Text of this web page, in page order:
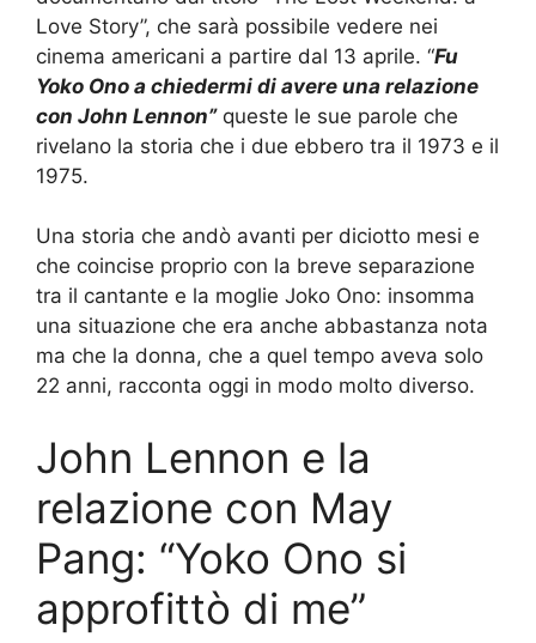
Love Story”, che sarà possibile vedere nei
cinema americani a partire dal 13 aprile. “Fu
Yoko Ono a chiedermi di avere una relazione
con John Lennon” queste le sue parole che
rivelano la storia che i due ebbero tra il 1973 e il
1975.
Una storia che andò avanti per diciotto mesi e
che coincise proprio con la breve separazione
tra il cantante e la moglie Joko Ono: insomma
una situazione che era anche abbastanza nota
ma che la donna, che a quel tempo aveva solo
22 anni, racconta oggi in modo molto diverso.
John Lennon e la
relazione con May
Pang: “Yoko Ono si
approfittò di me”